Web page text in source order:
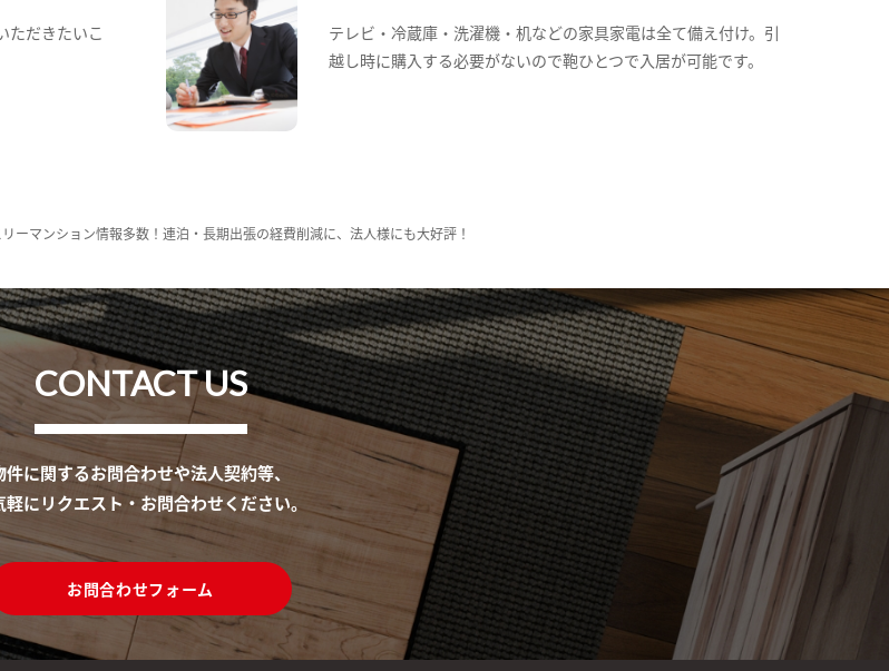
ただきたいこ
テレビ・冷蔵庫・洗濯機・机などの家具家電は全て備え付け。引
越し時に購入する必要がないので鞄ひとつで入居が可能です。
マンション情報多数！連泊・長期出張の経費削減に、法人様にも大好評！
CONTACT US
件に関するお問合わせや法人契約等、
軽にリクエスト・お問合わせください。
お問合わせフォーム